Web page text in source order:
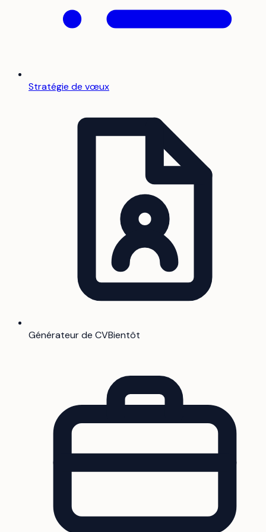
Stratégie de vœux
Générateur de CVBientôt